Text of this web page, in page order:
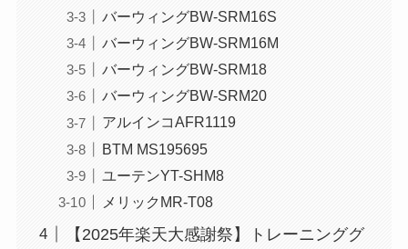
バーウィングBW-SRM16S
バーウィングBW-SRM16M
バーウィングBW-SRM18
バーウィングBW-SRM20
アルインコAFR1119
BTM MS195695
ユーテンYT-SHM8
メリックMR-T08
【2025年楽天大感謝祭】トレーニンググ